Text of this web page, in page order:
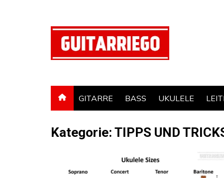
GITARRE BASS UKULELE
Kategorie: TIPPS UND